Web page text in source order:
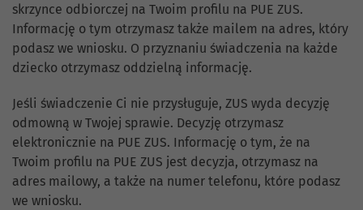
skrzynce odbiorczej na Twoim profilu na PUE ZUS.
Informację o tym otrzymasz także mailem na adres, który
podasz we wniosku. O przyznaniu świadczenia na każde
dziecko otrzymasz oddzielną informację.
Jeśli świadczenie Ci nie przysługuje, ZUS wyda decyzję
odmowną w Twojej sprawie. Decyzję otrzymasz
elektronicznie na PUE ZUS. Informację o tym, że na
Twoim profilu na PUE ZUS jest decyzja, otrzymasz na
adres mailowy, a także na numer telefonu, które podasz
we wniosku.